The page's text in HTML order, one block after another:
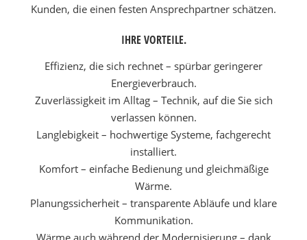
Kunden, die einen festen Ansprechpartner schätzen.
IHRE VORTEILE.
Effizienz, die sich rechnet – spürbar geringerer
Energieverbrauch.
Zuverlässigkeit im Alltag – Technik, auf die Sie sich
verlassen können.
Langlebigkeit – hochwertige Systeme, fachgerecht
installiert.
Komfort – einfache Bedienung und gleichmäßige
Wärme.
Planungssicherheit – transparente Abläufe und klare
Kommunikation.
Wärme auch während der Modernisierung – dank